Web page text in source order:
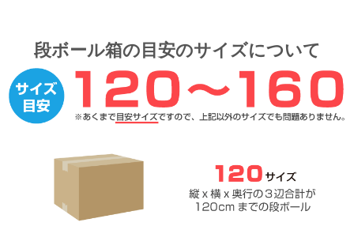
段ボール箱の目安のサイズについて